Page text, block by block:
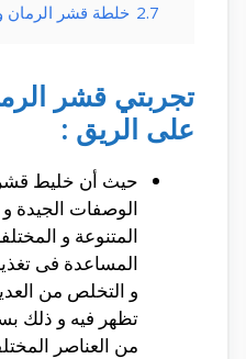
2.7 خلطة قشر الرمان
تجربتي قشر
على الريق :
حيث أن خليط
الوصفات الجيدة و
المتنوعة و
المساعدة فى
و التخلص من
تظهر فيه و ذلك
من العناصر